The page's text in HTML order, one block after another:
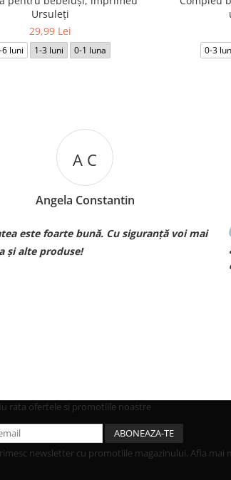
Ursuleți
29,99 Lei
6 luni 1-3 luni 0-1 luna 0-3
M B
Mariana Biza
superbebe toate hainutele ce le am
de la voi si de o calitate excelenta voi
rata ofertele si promotiile noastre
newsletter cu promotiile magazinului. Afla mai